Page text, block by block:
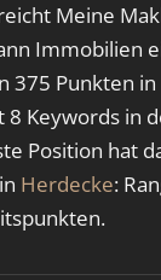
Meine
Immobilien
375 Punkten
8 Keywords in
Position hat
Herdecke: